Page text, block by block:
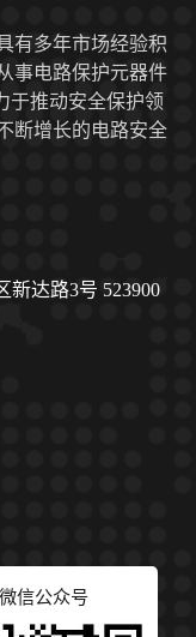
有多年市场经验积
事电路保护元器件
于推动安全保护领
断增长的电路安全
新达路3号 523900
微信公众号